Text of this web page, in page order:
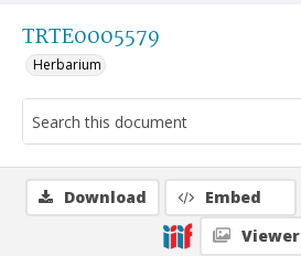
TRTE0005579
Herbarium
Download Embed
Viewer